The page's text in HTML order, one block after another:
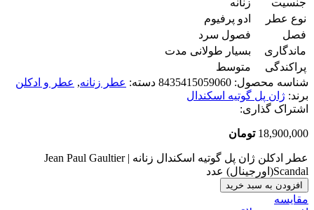
جنسیت
زنانه
نوع عطر
ادو پرفیوم
فصل
فصول سرد
ماندگاری
بسیار طولانی مدت
پراکندگی
متوسط
شناسه محصول: 8435415059060 دسته: عطر زنانه, عطر و ادکلن
برند: ژان پل گوتیه اسکندال
اشتراک گذاری:
18,900,000 تومان
عطر ادکلن ژان پل گوتیه اسکندال زنانه | Jean Paul Gaultier
Scandal(اورجینال) عدد
افزودن به سبد خرید
مقایسه